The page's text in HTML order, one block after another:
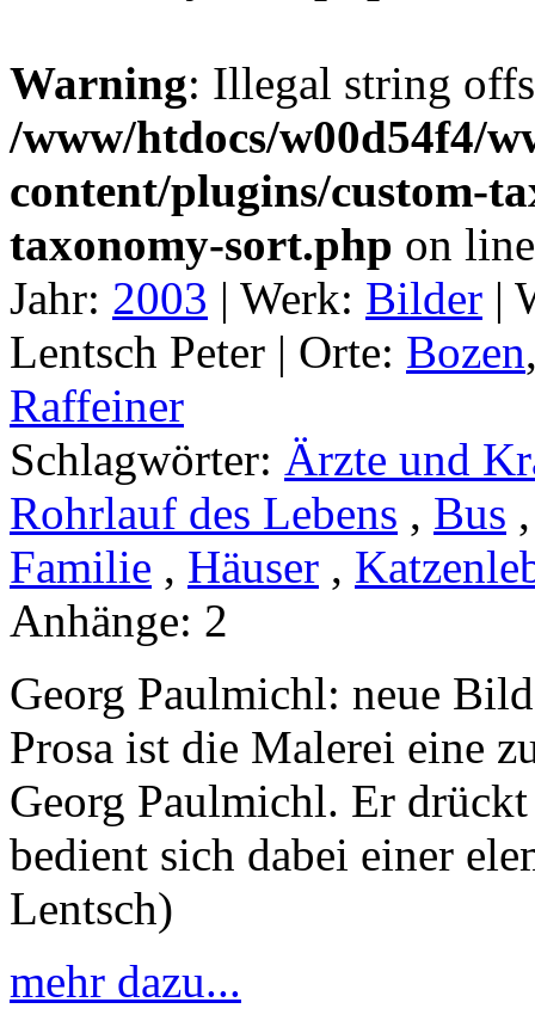
Warning: Illegal string
/www/htdocs/w00d54f4/
content/plugins/custom-
taxonomy-sort.php on
Jahr: 2003 | Werk: Bilder |
Lentsch Peter | Orte: Bozen
Raffeiner
Schlagwörter: Ärzte und
Rohrlauf des Lebens , Bus
Familie , Häuser ,
Anhänge: 2
Georg Paulmichl: neue
Prosa ist die Malerei eine
Georg Paulmichl. Er
bedient sich dabei einer
Lentsch)
mehr dazu...